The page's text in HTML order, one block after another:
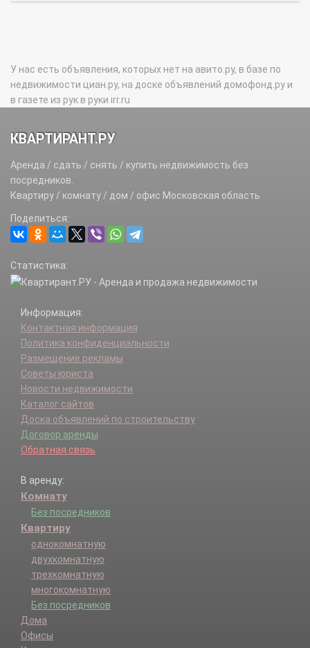
У нас есть объявления, которых нет на авито.ру, в базе по
недвижимости циан.ру, на доске объявлений домофонд.ру и
в газете из рук в руки irr.ru
КВАРТИРАНТ.РУ
Аренда / сдать / снять / купить недвижимость без
посредников.
Квартиру / комнату / дом / офис Московская область
Поделиться:
Статистика:
Информация:
Контактная информация
Политика конфиденциальности
Размещение рекламы
Советы юриста
Новости недвижимости
Каталог сайтов
Доска объявлений по строительству
Договор аренды
Обратная связь
В аренду:
Комнату
Без посредников
Квартиру
однокомнатную
двухкомнатную
трехкомнатную
многокомнатную
Без посредников
Дома
Офисы